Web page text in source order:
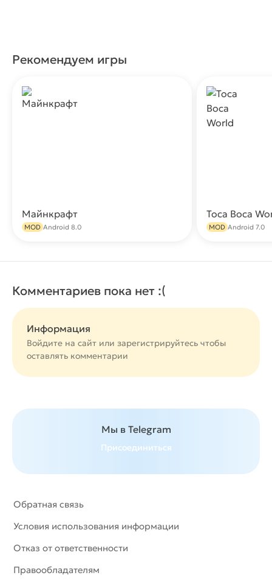
Рекомендуем игры
Майнкрафт
MOD Android 8.0
Toca Boca
MOD Android 7.0
Комментариев пока нет :(
Информация
Войдите на сайт или зарегистрируйтесь чтобы
оставлять комментарии
Мы в Telegram
Присоединиться
Обратная связь
Условия использования информации
Отказ от ответственности
Правообладателям